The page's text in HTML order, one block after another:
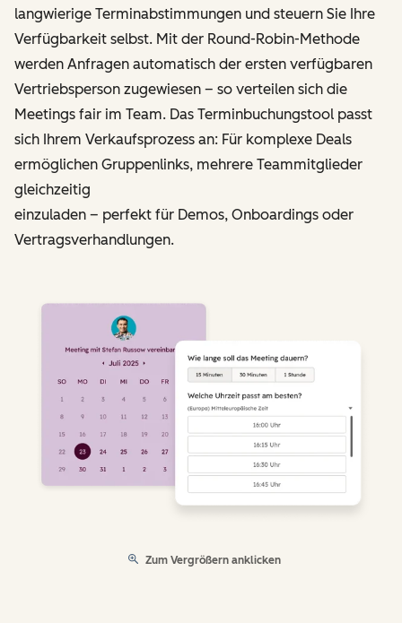
langwierige Terminabstimmungen und steuern Sie Ihre
Verfügbarkeit selbst. Mit der Round-Robin-Methode
werden Anfragen automatisch der ersten verfügbaren
Vertriebs­person zugewiesen – so verteilen sich die
Meetings fair im Team. Das Terminbuchungstool passt
sich Ihrem Verkaufsprozess an: Für komplexe Deals
ermöglichen Gruppenlinks, mehrere Teammitglieder
gleichzeitig
einzuladen – perfekt für Demos, Onboardings oder
Vertragsverhandlungen.
Zum Vergrößern anklicken